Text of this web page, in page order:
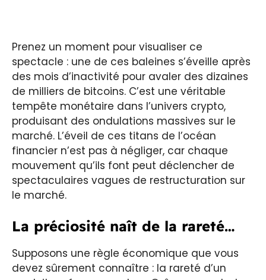
Prenez un moment pour visualiser ce
spectacle : une de ces baleines s’éveille après
des mois d’inactivité pour avaler des dizaines
de milliers de bitcoins. C’est une véritable
tempête monétaire dans l’univers crypto,
produisant des ondulations massives sur le
marché. L’éveil de ces titans de l’océan
financier n’est pas à négliger, car chaque
mouvement qu’ils font peut déclencher de
spectaculaires vagues de restructuration sur
le marché.
La préciosité naît de la rareté…
Supposons une règle économique que vous
devez sûrement connaître : la rareté d’un